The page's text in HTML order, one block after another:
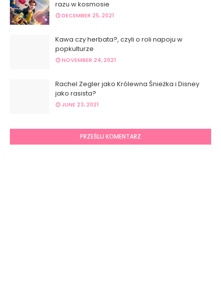
razu w kosmosie
DECEMBER 25, 2021
Kawa czy herbata?, czyli o roli napoju w
popkulturze
NOVEMBER 24, 2021
Rachel Zegler jako Królewna Śnieżka i Disney
jako rasista?
JUNE 23, 2021
PRZEŚLIJ KOMENTARZ